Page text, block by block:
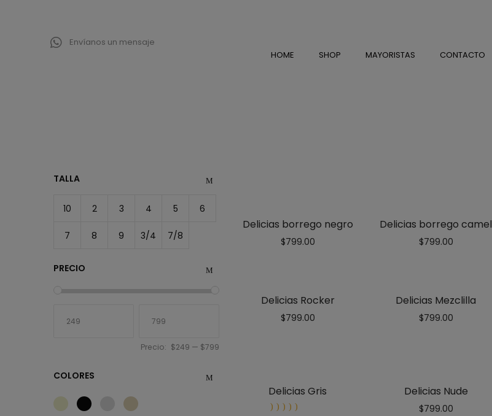
Envíanos un mensaje
HOME
SHOP MAYORISTAS CONTACTO
Delicias borrego negro
$799.00
Delicias borrego camel
$799.00
Delicias Rocker
$799.00
Delicias Mezclilla
$799.00
Delicias Gris Delicias Nude
$799.00
TALLA
10 2 3 4 5 6
7 8 9 3/4 7/8
PRECIO
Precio: $249 — $799
COLORES